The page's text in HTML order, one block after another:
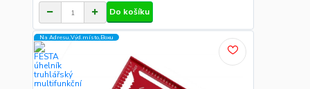
Do košíku
Na Adresu,Výd.místo,Boxu